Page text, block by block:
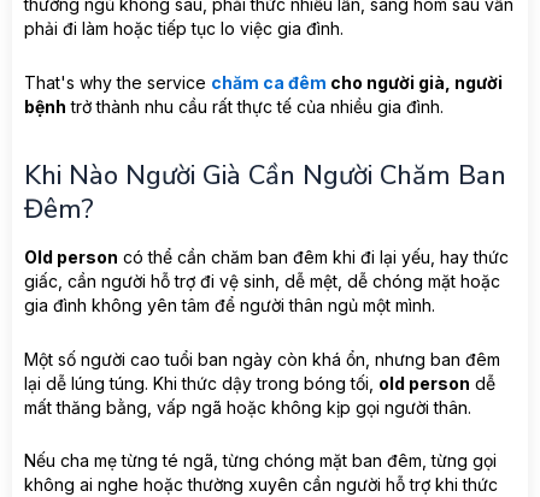
thường ngủ không sâu, phải thức nhiều lần, sáng hôm sau vẫn
phải đi làm hoặc tiếp tục lo việc gia đình.
That's why the service chăm ca đêm cho người già, người
bệnh trở thành nhu cầu rất thực tế của nhiều gia đình.
Khi Nào Người Già Cần Người Chăm Ban
Đêm?
Old person có thể cần chăm ban đêm khi đi lại yếu, hay thức
giấc, cần người hỗ trợ đi vệ sinh, dễ mệt, dễ chóng mặt hoặc
gia đình không yên tâm để người thân ngủ một mình.
Một số người cao tuổi ban ngày còn khá ổn, nhưng ban đêm
lại dễ lúng túng. Khi thức dậy trong bóng tối, old person dễ
mất thăng bằng, vấp ngã hoặc không kịp gọi người thân.
Nếu cha mẹ từng té ngã, từng chóng mặt ban đêm, từng gọi
không ai nghe hoặc thường xuyên cần người hỗ trợ khi thức